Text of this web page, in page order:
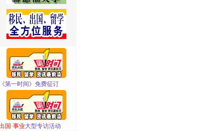
《第一时间》免费征订
国·事业大型专访活动